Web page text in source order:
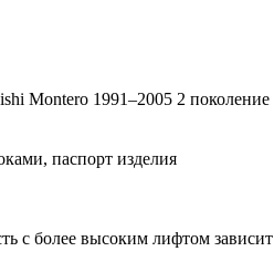
Montero 1991–2005 2 поколение
паспорт изделия
с более высоким лифтом